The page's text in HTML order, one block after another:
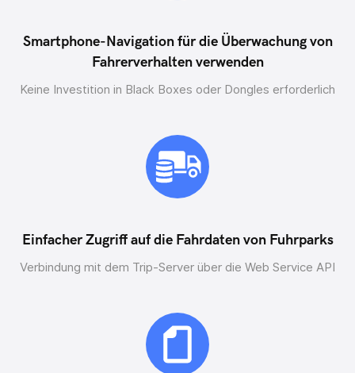
Smartphone-Navigation für die Überwachung von
Fahrerverhalten verwenden
Keine Investition in Black Boxes oder Dongles erforderlich
Einfacher Zugriff auf die Fahrdaten von Fuhrparks
Verbindung mit dem Trip-Server über die Web Service API